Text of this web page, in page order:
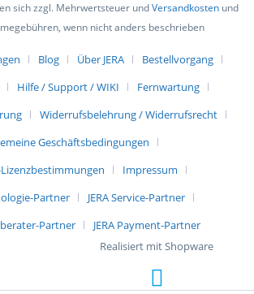
sich zzgl. Mehrwertsteuer undVersandkostenund
wenn nicht anders beschrieben
Blog Über JERA
Bestellvorgang
Hilfe / Support / WIKI
Fernwartung
Widerrufsbelehrung / Widerrufsrecht
Geschäftsbedingungen
Impressum
Partner
JERA Service-Partner
Partner
JERA Payment-Partner
Realisiert mit Shopware